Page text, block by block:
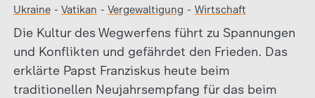
Ukraine- Vatikan - Vergewaltigung - Wirtschaft
Die Kultur des Wegwerfens führt zu Spannungen
und Konflikten und gefährdet den Frieden. Das
erklärte Papst Franziskus heute beim
traditionellen Neujahrsempfang für das beim